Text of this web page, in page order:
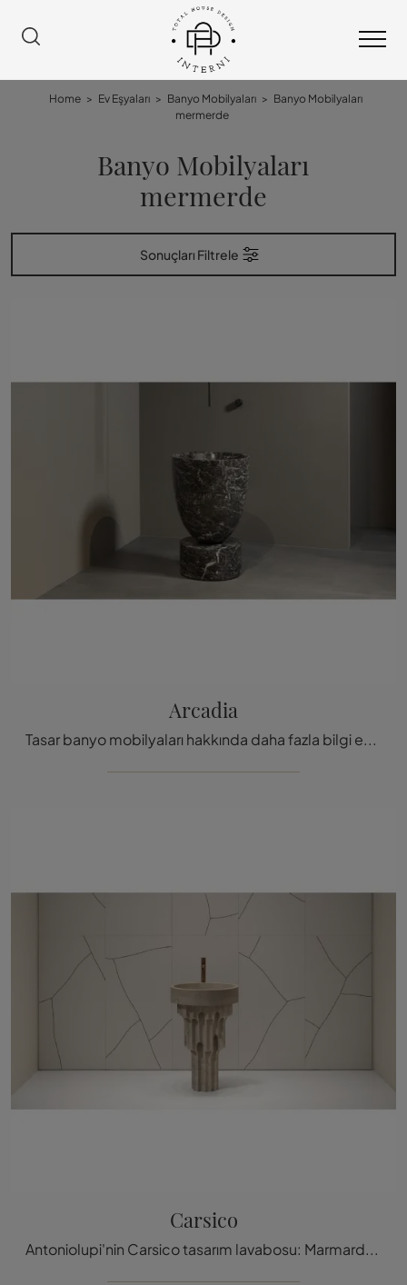
Home > Ev Eşyaları > Banyo Mobilyaları > Banyo Mobilyaları
mermerde
Banyo Mobilyaları
mermerde
Sonuçları Filtrele
Arcadia
Tasar banyo mobilyaları hakkında daha fazla bilgi edinin: Antoniolupi'nin Arcadia modeli gibi mermerden yapılmış sanitasyon ürünleri sizi bekliyor.
Carsico
Antoniolupi'nin Carsico tasarım lavabosu: Marmardan banyo gereçleri ve şirketin aksesuarları hakkında daha fazla bilgi için tıklayın.